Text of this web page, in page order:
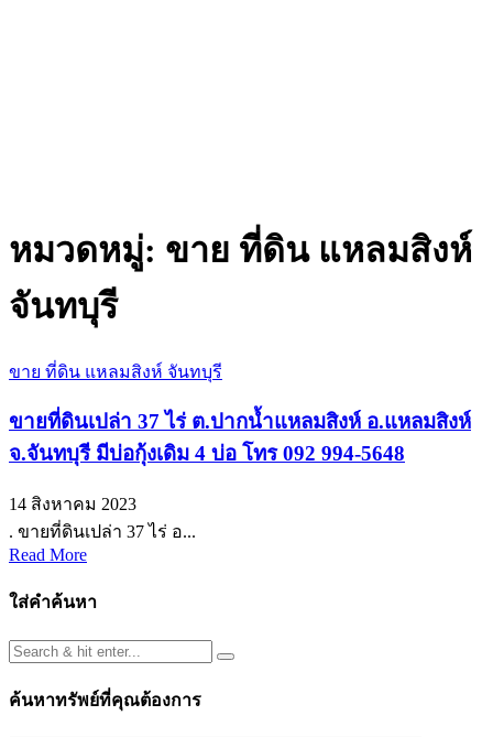
หมวดหมู่: ขาย ที่ดิน แหลมสิงห์
จันทบุรี
ขาย ที่ดิน แหลมสิงห์ จันทบุรี
ขายที่ดินเปล่า 37 ไร่ ต.ปากน้ำแหลมสิงห์ อ.แหลมสิงห์
จ.จันทบุรี มีบ่อกุ้งเดิม 4 บ่อ โทร 092 994-5648
14 สิงหาคม 2023
. ขายที่ดินเปล่า 37 ไร่ อ...
Read More
ใส่คำค้นหา
ค้นหาทรัพย์ที่คุณต้องการ